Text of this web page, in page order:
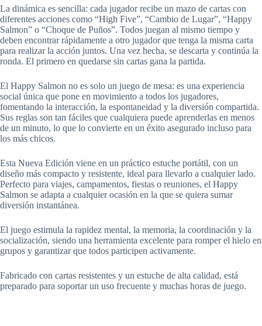
La dinámica es sencilla: cada jugador recibe un mazo de cartas con
diferentes acciones como “High Five”, “Cambio de Lugar”, “Happy
Salmon” o “Choque de Puños”. Todos juegan al mismo tiempo y
deben encontrar rápidamente a otro jugador que tenga la misma carta
para realizar la acción juntos. Una vez hecha, se descarta y continúa la
ronda. El primero en quedarse sin cartas gana la partida.
El Happy Salmon no es solo un juego de mesa: es una experiencia
social única que pone en movimiento a todos los jugadores,
fomentando la interacción, la espontaneidad y la diversión compartida.
Sus reglas son tan fáciles que cualquiera puede aprenderlas en menos
de un minuto, lo que lo convierte en un éxito asegurado incluso para
los más chicos.
Esta Nueva Edición viene en un práctico estuche portátil, con un
diseño más compacto y resistente, ideal para llevarlo a cualquier lado.
Perfecto para viajes, campamentos, fiestas o reuniones, el Happy
Salmon se adapta a cualquier ocasión en la que se quiera sumar
diversión instantánea.
El juego estimula la rapidez mental, la memoria, la coordinación y la
socialización, siendo una herramienta excelente para romper el hielo en
grupos y garantizar que todos participen activamente.
Fabricado con cartas resistentes y un estuche de alta calidad, está
preparado para soportar un uso frecuente y muchas horas de juego.